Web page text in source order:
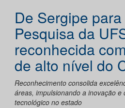
De Sergipe
Pesquisa da
reconhecida
de alto nível do
Reconhecimento consolida
áreas, impulsionando a inovação e
tecnológico no estado